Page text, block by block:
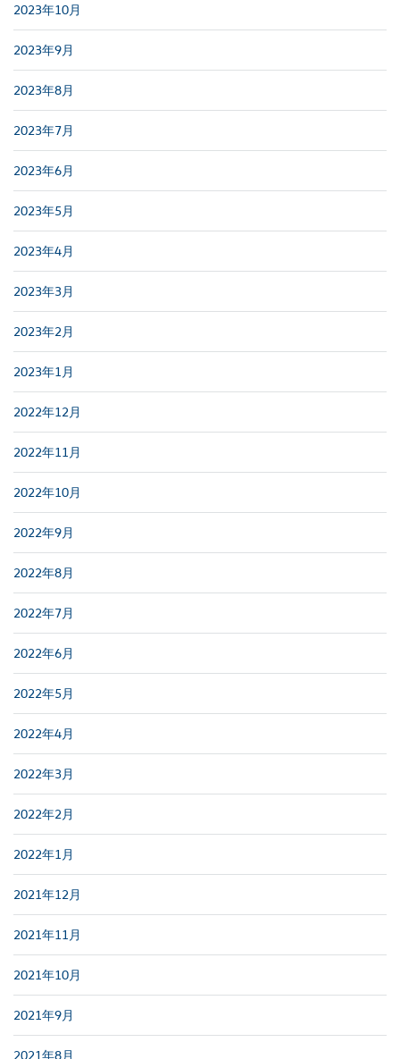
2023年10月
2023年9月
2023年8月
2023年7月
2023年6月
2023年5月
2023年4月
2023年3月
2023年2月
2023年1月
2022年12月
2022年11月
2022年10月
2022年9月
2022年8月
2022年7月
2022年6月
2022年5月
2022年4月
2022年3月
2022年2月
2022年1月
2021年12月
2021年11月
2021年10月
2021年9月
2021年8月